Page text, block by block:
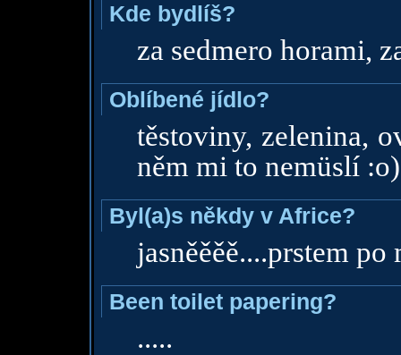
Kde bydlíš?
za sedmero horami,
Oblíbené jídlo?
těstoviny, zelenina,
něm mi to nemüslí :o)
Byl(a)s někdy v Africe?
jasněěěě....prstem po
Been toilet papering?
.....